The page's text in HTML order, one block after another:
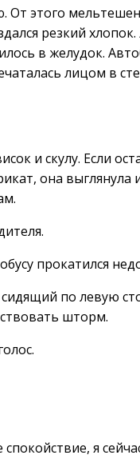
От этого
резкий
в желудок.
лицом в
и скулу. Если
она выглянула
прокатился
по левую
шторм.
я